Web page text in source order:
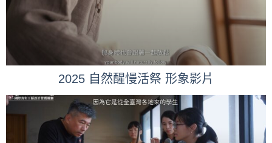
2025 自然醒慢活祭 形象影片